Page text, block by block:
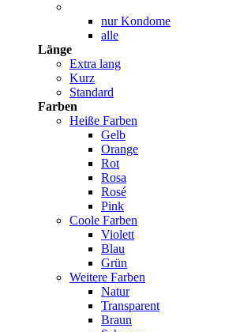
nur Kondome
alle
Länge
Extra lang
Kurz
Standard
Farben
Heiße Farben
Gelb
Orange
Rot
Rosa
Rosé
Pink
Coole Farben
Violett
Blau
Grün
Weitere Farben
Natur
Transparent
Braun